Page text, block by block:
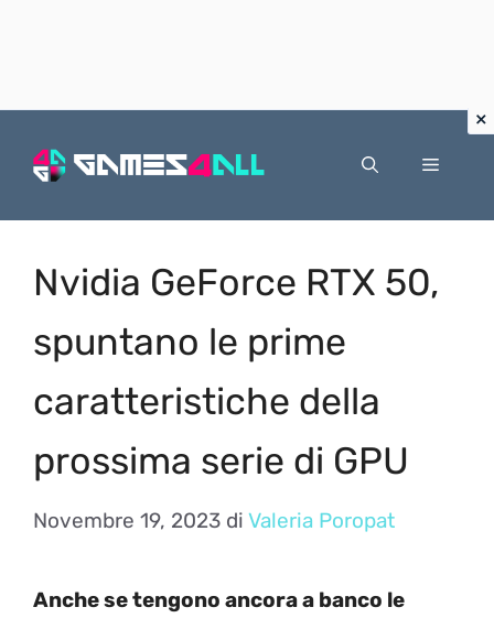
Menu
Nvidia GeForce RTX 50,
spuntano le prime
caratteristiche della
prossima serie di GPU
Novembre 19, 2023 di Valeria Poropat
Anche se tengono ancora a banco le